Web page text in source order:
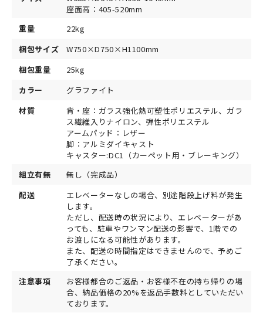
座面高：405-520mm
重量
22kg
梱包サイズ
W750×D750×H1100mm
梱包重量
25kg
カラー
グラファイト
材質
背・座：ガラス強化熱可塑性ポリエステル、ガラ
ス繊維入りナイロン、弾性ポリエステル
アームパッド：レザー
脚：アルミダイキャスト
キャスター:DC1（カーペット用・ブレーキング）
組立有無
無し（完成品）
配送
エレベーターなしの場合、別途階段上げ料が発生
します。
ただし、配送時の状況により、エレベーターがあ
っても、駐車やワンマン配送の影響で、1階での
お渡しになる可能性があります。
また、配送の時間指定はできませんので、予めご
了承ください。
注意事項
お客様都合のご返品・お客様不在の持ち帰りの場
合、納品価格の20%を返品手数料としていただい
ております。